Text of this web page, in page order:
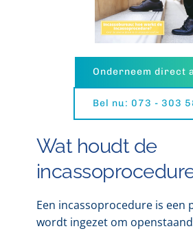
Onderneem direct
Bel nu: 073 - 303
Wat houdt de
Een incassoprocedure is een
wordt ingezet om